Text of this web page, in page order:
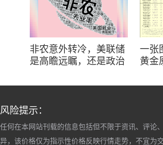
非农意外转冷，美联储
是高瞻远瞩，还是政治
一张
黄金
览
风险提示：
任何在本网站刊载的信息包括但不限于资讯、评论
异，该价格仅为指示性价格反映行情走势，不宜为